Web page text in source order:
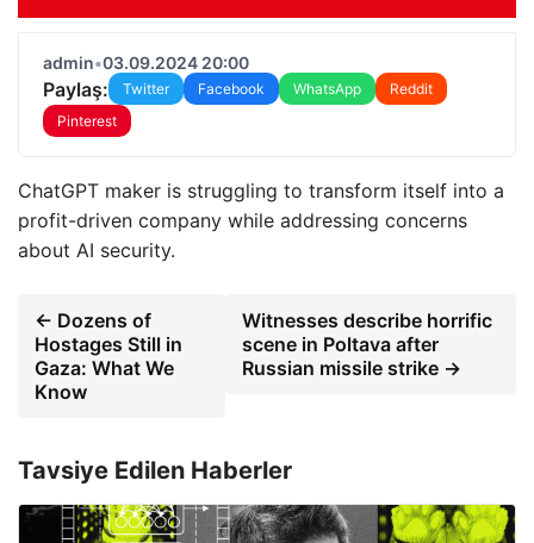
admin•03.09.2024 20:00
Paylaş: Twitter Facebook WhatsApp
Reddit
Pinterest
ChatGPT maker is struggling to transform itself into a
profit-driven company while addressing concerns
about AI security.
← Dozens of
Hostages Still in
Gaza: What We
Know
Witnesses describe horrific
scene in Poltava after
Russian missile strike →
Tavsiye Edilen Haberler